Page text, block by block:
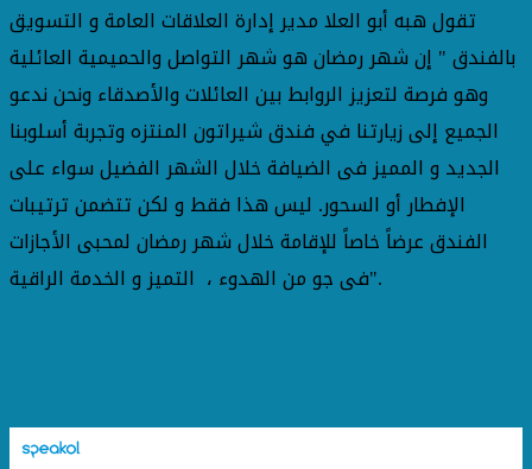
تقول هبه أبو العلا مدير إدارة العلاقات العامة و التسويق
بالفندق " إن شهر رمضان هو شهر التواصل والحميمية العائلية
وهو فرصة لتعزيز الروابط بين العائلات والأصدقاء ونحن ندعو
الجميع إلى زيارتنا في فندق شيراتون المنتزه وتجربة أسلوبنا
الجديد و المميز فى الضيافة خلال الشهر الفضيل سواء على
الإفطار أو السحور. ليس هذا فقط و لكن تتضمن ترتيبات
الفندق عرضاً خاصاً للإقامة خلال شهر رمضان لمحبى الأجازات
فى جو من الهدوء ، التميز و الخدمة الراقية".